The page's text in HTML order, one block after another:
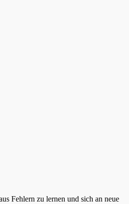
Fehlern zu lernen und sich an neue